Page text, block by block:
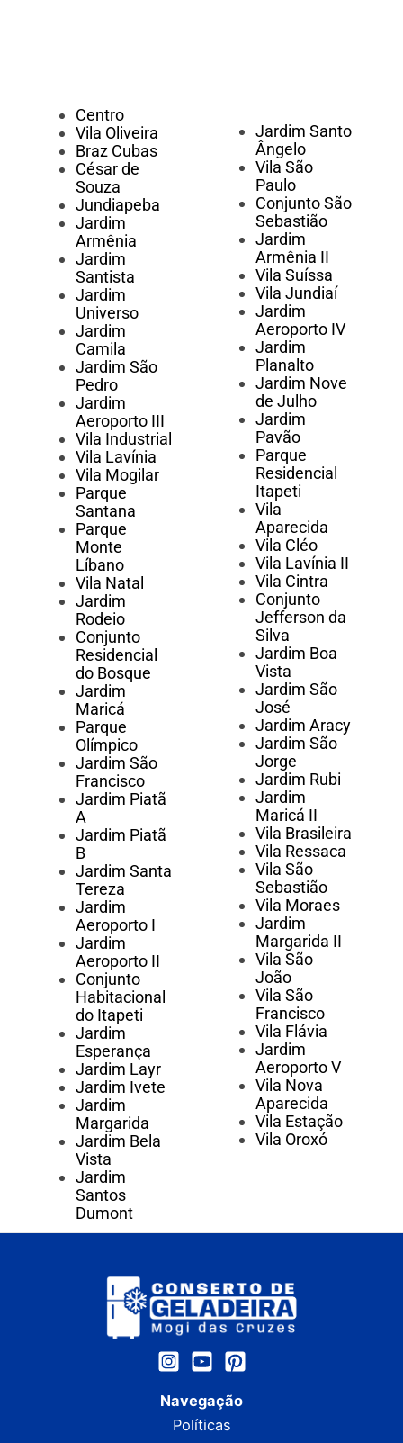
Centro
Vila Oliveira
Braz Cubas
César de
Souza
Jundiapeba
Jardim
Armênia
Jardim
Santista
Jardim
Universo
Jardim
Camila
Jardim São
Pedro
Jardim
Aeroporto III
Vila Industrial
Vila Lavínia
Vila Mogilar
Parque
Santana
Parque
Monte
Líbano
Vila Natal
Jardim
Rodeio
Conjunto
Residencial
do Bosque
Jardim
Maricá
Parque
Olímpico
Jardim São
Francisco
Jardim Piatã
A
Jardim Piatã
B
Jardim Santa
Tereza
Jardim
Aeroporto I
Jardim
Aeroporto II
Conjunto
Habitacional
do Itapeti
Jardim
Esperança
Jardim Layr
Jardim Ivete
Jardim
Margarida
Jardim Bela
Vista
Jardim
Santos
Dumont
Jardim Santo
Ângelo
Vila São
Paulo
Conjunto São
Sebastião
Jardim
Armênia II
Vila Suíssa
Vila Jundiaí
Jardim
Aeroporto IV
Jardim
Planalto
Jardim Nove
de Julho
Jardim
Pavão
Parque
Residencial
Itapeti
Vila
Aparecida
Vila Cléo
Vila Lavínia II
Vila Cintra
Conjunto
Jefferson da
Silva
Jardim Boa
Vista
Jardim São
José
Jardim Aracy
Jardim São
Jorge
Jardim Rubi
Jardim
Maricá II
Vila Brasileira
Vila Ressaca
Vila São
Sebastião
Vila Moraes
Jardim
Margarida II
Vila São
João
Vila São
Francisco
Vila Flávia
Jardim
Aeroporto V
Vila Nova
Aparecida
Vila Estação
Vila Oroxó
Navegação
Políticas